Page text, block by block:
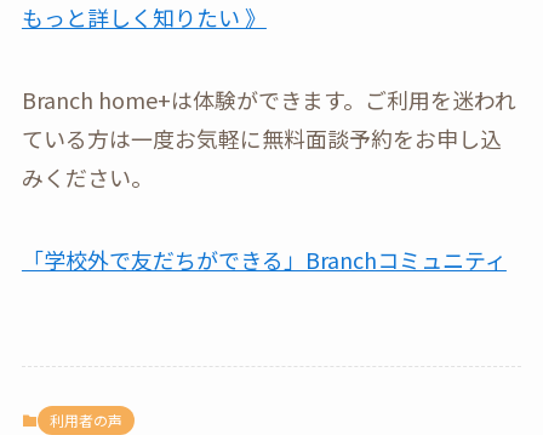
もっと詳しく知りたい 》
Branch home+は体験ができます。ご利用を迷われ
ている方は一度お気軽に無料面談予約をお申し込
みください。
「学校外で友だちができる」Branchコミュニティ
利用者の声